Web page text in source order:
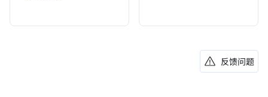
反馈问题